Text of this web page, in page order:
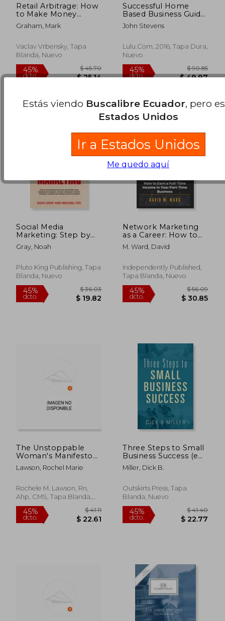
45%
dcto.
40%
dcto.
45%
dcto.
$ 59.47
$ 32.71
45%
dcto. $
Retail Arbitrage: How
to Make Money
Online with Proven
and Powerful
Market! Create
Passive Income with
Inglés)
Graham, Mark
Vaclav Vrbensky, Tapa
Blanda, Nuevo
Successful Home
Based Business Guide
(en Inglés)
John Stevens
Lulu.Com, 2016, Tapa Dura,
Nuevo
Social Media
Marketing: Step by
Step Instructions For
Advertising Your
Facebook, Youtube,
Instagram, Twitter,
(en Inglés)
Gray, Noah
Pluto King Publishing, Tapa
Blanda, Nuevo
Network Marketing
as a Career: How to
Earn a Full-Time
Income in Your Part-
Inglés)
M. Ward, David
Independently Published,
Tapa Blanda, Nuevo
The Unstoppable
Woman's Manifesto
(en Inglés)
Lawson, Rochel Marie
Rochele M. Lawson, Rn,
Ahp, CMS, Tapa Blanda,
Nuevo
Three Steps to Small
Business Success (en
Inglés)
Miller, Dick B.
Outskirts Press, Tapa
Blanda, Nuevo
Estás viendo Buscalibre Ecuador, pero
Estados Unidos
Ir a Estados Unidos
Me quedo aquí